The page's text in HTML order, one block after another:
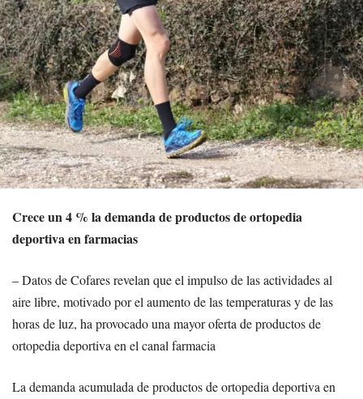
Crece un 4 % la demanda de productos de ortopedia
deportiva en farmacias
– Datos de Cofares revelan que el impulso de las actividades al
aire libre, motivado por el aumento de las temperaturas y de las
horas de luz, ha provocado una mayor oferta de productos de
ortopedia deportiva en el canal farmacia
La demanda acumulada de productos de ortopedia deportiva en